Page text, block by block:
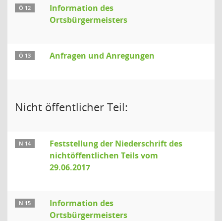
Ö 12
Information des
Ortsbürgermeisters
Ö 13 Anfragen und Anregungen
Nicht öffentlicher Teil:
N 14
Feststellung der Niederschrift des
nichtöffentlichen Teils vom
29.06.2017
N 15
Information des
Ortsbürgermeisters